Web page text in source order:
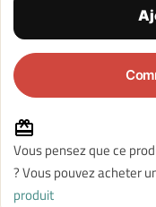
Vous pensez que ce
? Vous pouvez acheter
produit